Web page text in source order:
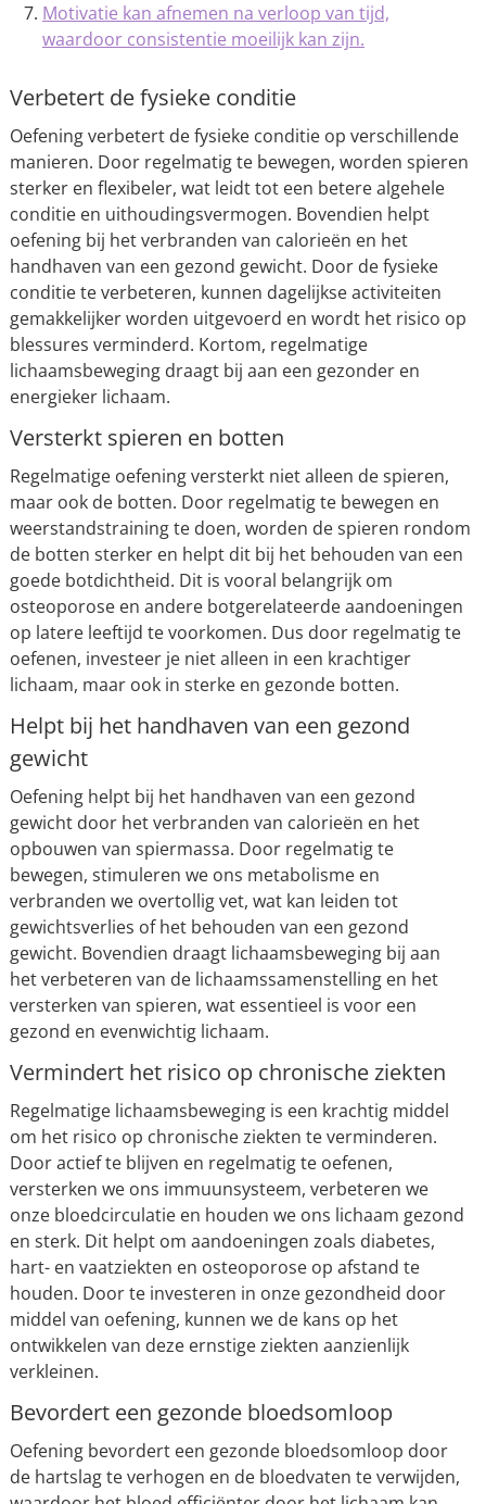
Motivatie kan afnemen na verloop van tijd,
waardoor consistentie moeilijk kan zijn.
Verbetert de fysieke conditie
Oefening verbetert de fysieke conditie op verschillende
manieren. Door regelmatig te bewegen, worden spieren
sterker en flexibeler, wat leidt tot een betere algehele
conditie en uithoudingsvermogen. Bovendien helpt
oefening bij het verbranden van calorieën en het
handhaven van een gezond gewicht. Door de fysieke
conditie te verbeteren, kunnen dagelijkse activiteiten
gemakkelijker worden uitgevoerd en wordt het risico op
blessures verminderd. Kortom, regelmatige
lichaamsbeweging draagt bij aan een gezonder en
energieker lichaam.
Versterkt spieren en botten
Regelmatige oefening versterkt niet alleen de spieren,
maar ook de botten. Door regelmatig te bewegen en
weerstandstraining te doen, worden de spieren rondom
de botten sterker en helpt dit bij het behouden van een
goede botdichtheid. Dit is vooral belangrijk om
osteoporose en andere botgerelateerde aandoeningen
op latere leeftijd te voorkomen. Dus door regelmatig te
oefenen, investeer je niet alleen in een krachtiger
lichaam, maar ook in sterke en gezonde botten.
Helpt bij het handhaven van een gezond
gewicht
Oefening helpt bij het handhaven van een gezond
gewicht door het verbranden van calorieën en het
opbouwen van spiermassa. Door regelmatig te
bewegen, stimuleren we ons metabolisme en
verbranden we overtollig vet, wat kan leiden tot
gewichtsverlies of het behouden van een gezond
gewicht. Bovendien draagt lichaamsbeweging bij aan
het verbeteren van de lichaamssamenstelling en het
versterken van spieren, wat essentieel is voor een
gezond en evenwichtig lichaam.
Vermindert het risico op chronische ziekten
Regelmatige lichaamsbeweging is een krachtig middel
om het risico op chronische ziekten te verminderen.
Door actief te blijven en regelmatig te oefenen,
versterken we ons immuunsysteem, verbeteren we
onze bloedcirculatie en houden we ons lichaam gezond
en sterk. Dit helpt om aandoeningen zoals diabetes,
hart- en vaatziekten en osteoporose op afstand te
houden. Door te investeren in onze gezondheid door
middel van oefening, kunnen we de kans op het
ontwikkelen van deze ernstige ziekten aanzienlijk
verkleinen.
Bevordert een gezonde bloedsomloop
Oefening bevordert een gezonde bloedsomloop door
de hartslag te verhogen en de bloedvaten te verwijden,